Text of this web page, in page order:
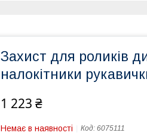
Захист для роликів
налокітники
1 223 ₴
Немає в наявності Код: 6075111